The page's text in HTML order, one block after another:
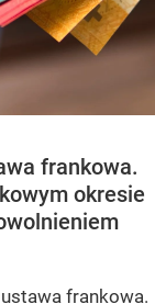
frankowa.
okresie
ustawa frankowa.